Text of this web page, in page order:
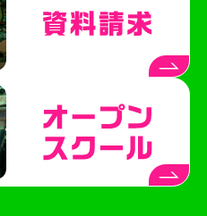
NTTe-Sports
saishunkansol
イター
修学旅行
体験会
横浜開港祭
ーラウンジ